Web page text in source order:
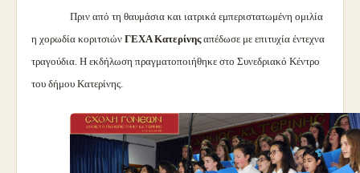
Πριν από τη θαυμάσια και ιατρικά εμπεριστατωμένη ομιλία
η χορωδία κοριτσιών ΓΕΧΑ Κατερίνηςαπέδωσε με επιτυχία έντεχνα
τραγούδια. Η εκδήλωση πραγματοποιήθηκε στο Συνεδριακό Κέντρο
του δήμου Κατερίνης.